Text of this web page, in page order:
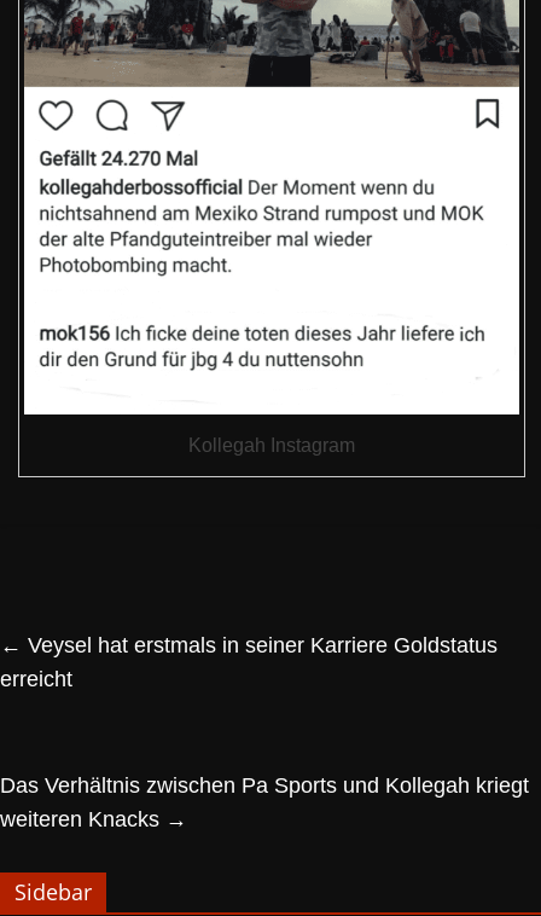
Kollegah Instagram
← Veysel hat erstmals in seiner Karriere Goldstatus
erreicht
Das Verhältnis zwischen Pa Sports und Kollegah kriegt
weiteren Knacks →
Sidebar